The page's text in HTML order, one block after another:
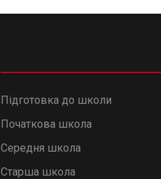
Підготовка до школи
Початкова школа
Середня школа
Старша школа